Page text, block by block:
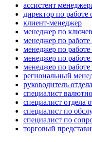
ассистент
директор по работе
клиент-менеджер
менеджер по
менеджер по
менеджер по
менеджер по
менеджер по
региональный
руководитель
специалист
специалист отдела
специалист по
специалист по
торговый